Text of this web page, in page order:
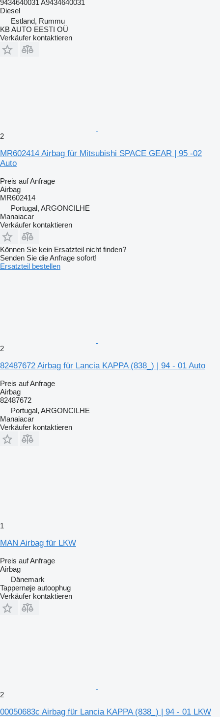
9434640031 A9434640031
Diesel
Estland, Rummu
KB AUTO EESTI OÜ
Verkäufer kontaktieren
2
MR602414 Airbag für Mitsubishi SPACE GEAR | 95 -02
Auto
Preis auf Anfrage
Airbag
MR602414
Portugal, ARGONCILHE
Manaiacar
Verkäufer kontaktieren
Können Sie kein Ersatzteil nicht finden?
Senden Sie die Anfrage sofort!
Ersatzteil bestellen
2
82487672 Airbag für Lancia KAPPA (838_) | 94 - 01 Auto
Preis auf Anfrage
Airbag
82487672
Portugal, ARGONCILHE
Manaiacar
Verkäufer kontaktieren
1
MAN Airbag für LKW
Preis auf Anfrage
Airbag
Dänemark
Tappernøje autoophug
Verkäufer kontaktieren
2
00050683c Airbag für Lancia KAPPA (838_) | 94 - 01 LKW